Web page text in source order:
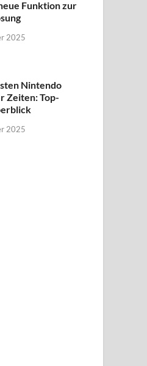
Funktion zur
2025
Nintendo
Zeiten: Top-
2025